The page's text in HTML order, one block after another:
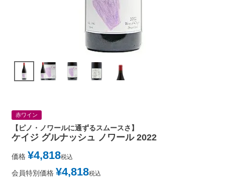
赤ワイン
【ピノ・ノワールに通ずるスムースさ】
ケイジ グルナッシュ ノワール 2022
価格 ¥4,818税込
会員特別価格 ¥4,818税込